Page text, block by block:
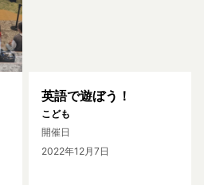
英語で遊ぼう！
こども
開催日
2022年12月7日